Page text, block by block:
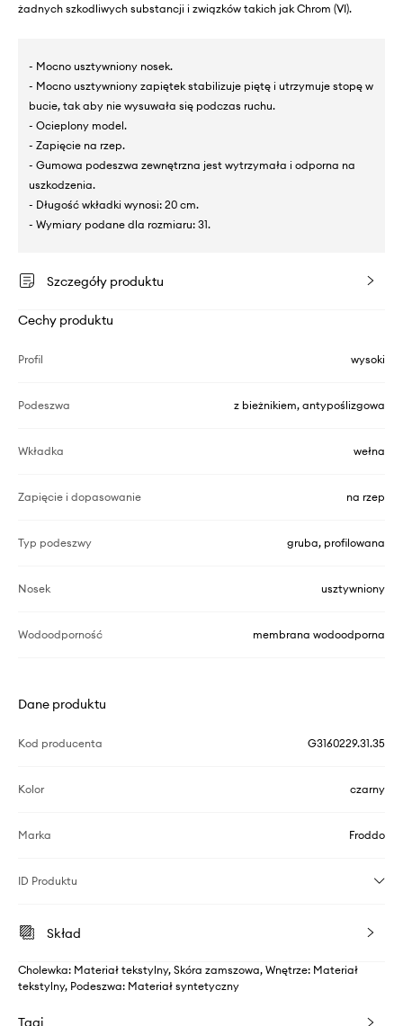
żadnych szkodliwych substancji i związków takich jak Chrom (VI).
- Mocno usztywniony nosek.
- Mocno usztywniony zapiętek stabilizuje piętę i utrzymuje stopę w
bucie, tak aby nie wysuwała się podczas ruchu.
- Ocieplony model.
- Zapięcie na rzep.
- Gumowa podeszwa zewnętrzna jest wytrzymała i odporna na
uszkodzenia.
- Długość wkładki wynosi: 20 cm.
- Wymiary podane dla rozmiaru: 31.
Szczegóły produktu
Cechy produktu
Profil wysoki
Podeszwa z bieżnikiem, antypoślizgowa
Wkładka wełna
Zapięcie i dopasowanie na rzep
Typ podeszwy gruba, profilowana
Nosek usztywniony
Wodoodporność membrana wodoodporna
Dane produktu
Kod producenta G3160229.31.35
Kolor czarny
Marka Froddo
ID Produktu
Skład
Cholewka: Materiał tekstylny, Skóra zamszowa, Wnętrze: Materiał
tekstylny, Podeszwa: Materiał syntetyczny
Tagi